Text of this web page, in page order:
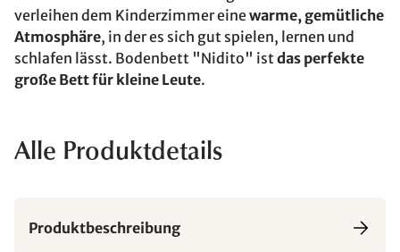
verleihen dem Kinderzimmer einewarme, gemütliche
Atmosphäre, in der es sich gut spielen, lernen und
schlafen lässt. Bodenbett "Nidito" istdas perfekte
große Bett für kleine Leute.
Alle Produktdetails
Produktbeschreibung